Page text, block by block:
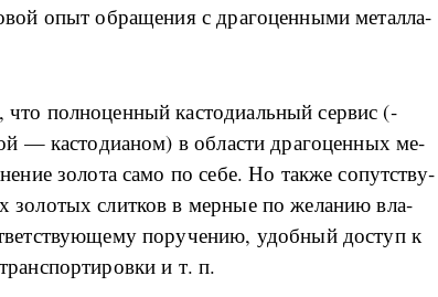
опыт об­ра­ще­ния с дра­го­цен­ны­ми ме­тал­ла­
пол­но­цен­ный ка­сто­ди­аль­ный сер­вис (­
— ка­сто­ди­а­но­м) в об­ла­сти дра­го­цен­ных ме­
зо­ло­та са­мо по се­бе. Но та­к­же со­пут­ству­
зо­ло­тых сли­т­ков в мер­ные по же­ла­нию вла­
по­ру­че­нию, удоб­ный до­ступ к
и т. п.